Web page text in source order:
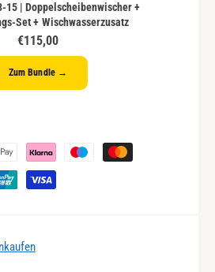
15 | Doppelscheibenwischer +
Set + Wischwasserzusatz
€115,00
Zum Bundle →